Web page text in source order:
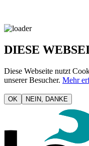
DIESE
Diese Webseite nutzt
unserer Besucher. Mehr
OK NEIN, DANKE